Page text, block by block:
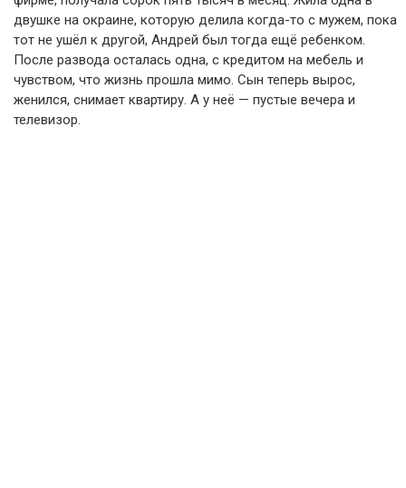
двушке на окраине, которую делила когда-то с мужем, пока
тот не ушёл к другой, Андрей был тогда ещё ребенком.
После развода осталась одна, с кредитом на мебель и
чувством, что жизнь прошла мимо. Сын теперь вырос,
женился, снимает квартиру. А у неё — пустые вечера и
телевизор.